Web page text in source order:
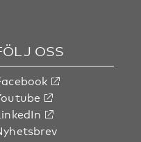
OSS